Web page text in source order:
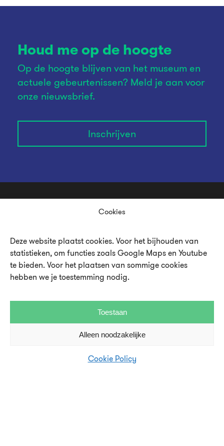
Cookies
Deze website plaatst cookies. Voor het bijhouden van
statistieken, om functies zoals Google Maps en Youtube
te bieden. Voor het plaatsen van sommige cookies
hebben we je toestemming nodig.
Toestaan
Alleen noodzakelijke
Cookie Policy
Houd me op de hoogte
Op de hoogte blijven van het museum en
actuele gebeurtenissen? Meld je aan voor
onze nieuwsbrief.
Inschrijven
Over UMU
Vacatures en stages
Steun UMU
Veelgestelde vragen